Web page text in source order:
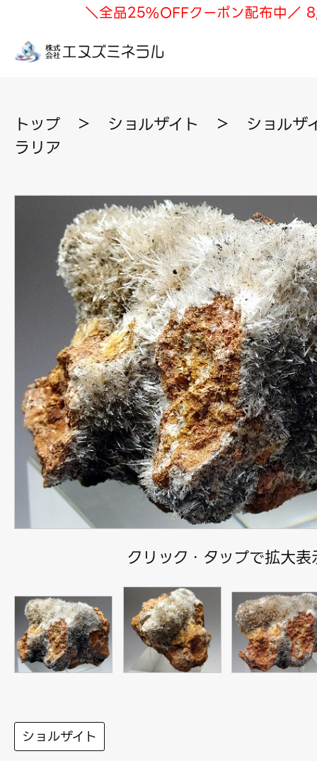
＼全品25%OFFクーポン配布中／
トップ ＞ ショルザイト ＞
ショルザ
ラリア
クリック・タップで拡大表
ショルザイト